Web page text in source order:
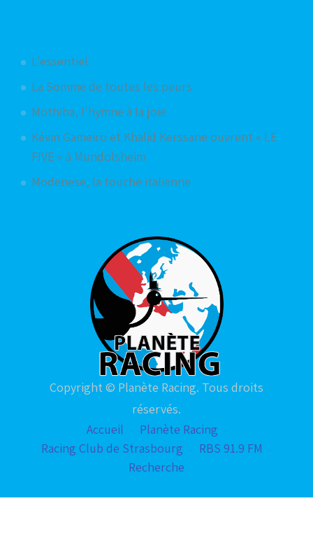
L'essentiel
La Somme de toutes les peurs
Mothiba, l'hymne à la joie
Kévin Gameiro et Khalid Kerssane ouvrent « LE
FIVE » à Mundolsheim
Modenese, la touche italienne
Copyright © Planète Racing. Tous droits
réservés.
Accueil
Planète Racing
Racing Club de Strasbourg
RBS 91.9 FM
Recherche